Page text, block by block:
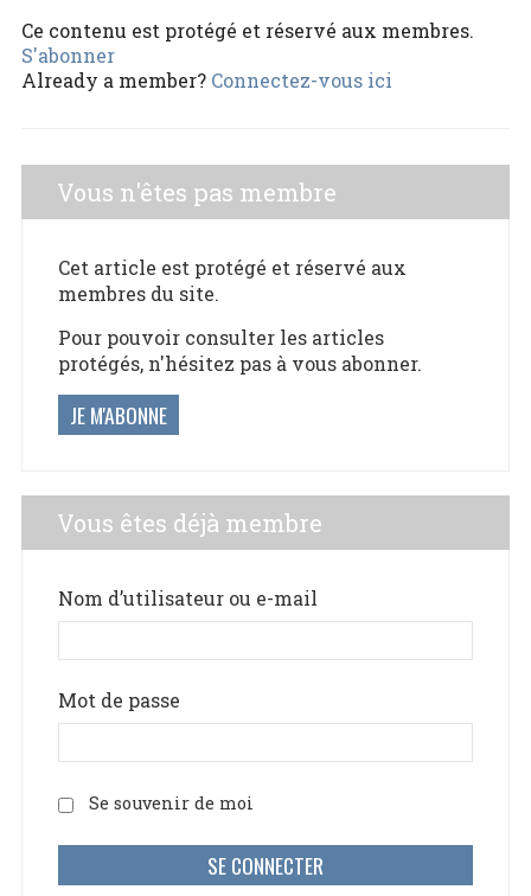
Ce contenu est protégé et réservé aux membres.
S'abonner
Already a member? Connectez-vous ici
Vous n'êtes pas membre
Cet article est protégé et réservé aux
membres du site.
Pour pouvoir consulter les articles
protégés, n'hésitez pas à vous abonner.
JE M'ABONNE
Vous êtes déjà membre
Nom d’utilisateur ou e-mail
Mot de passe
Se souvenir de moi